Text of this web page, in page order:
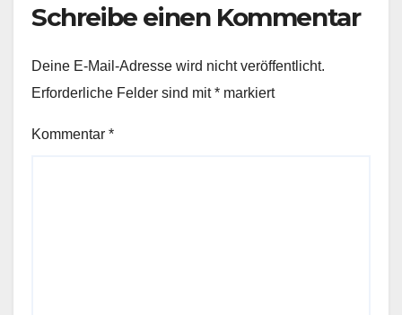
Schreibe einen Kommentar
Deine E-Mail-Adresse wird nicht veröffentlicht.
Erforderliche Felder sind mit* markiert
Kommentar *